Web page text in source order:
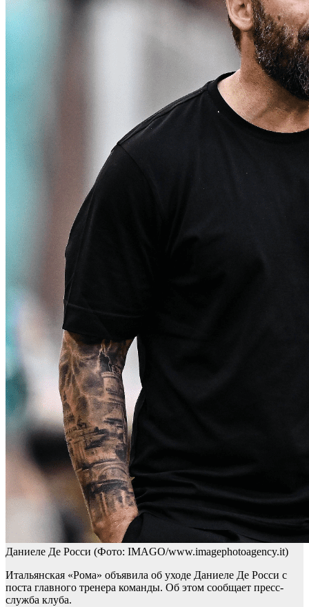
Даниеле Де Росси (Фото: IMAGO/www.imagephotoagency.it)
Итальянская «Рома» объявила об уходе Даниеле Де Росси с
поста главного тренера команды. Об этом сообщает пресс-
служба клуба.